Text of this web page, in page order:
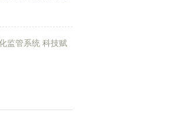
监管系统 科技赋